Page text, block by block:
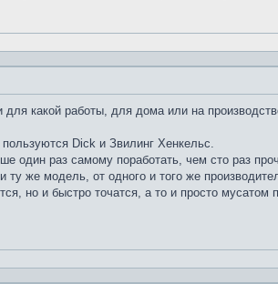
какой работы, для дома или на
Dick и Звилинг Хенкельс.
один раз самому поработать, чем сто раз
ту же модель, от одного и того же
но и быстро точатся, а то и просто